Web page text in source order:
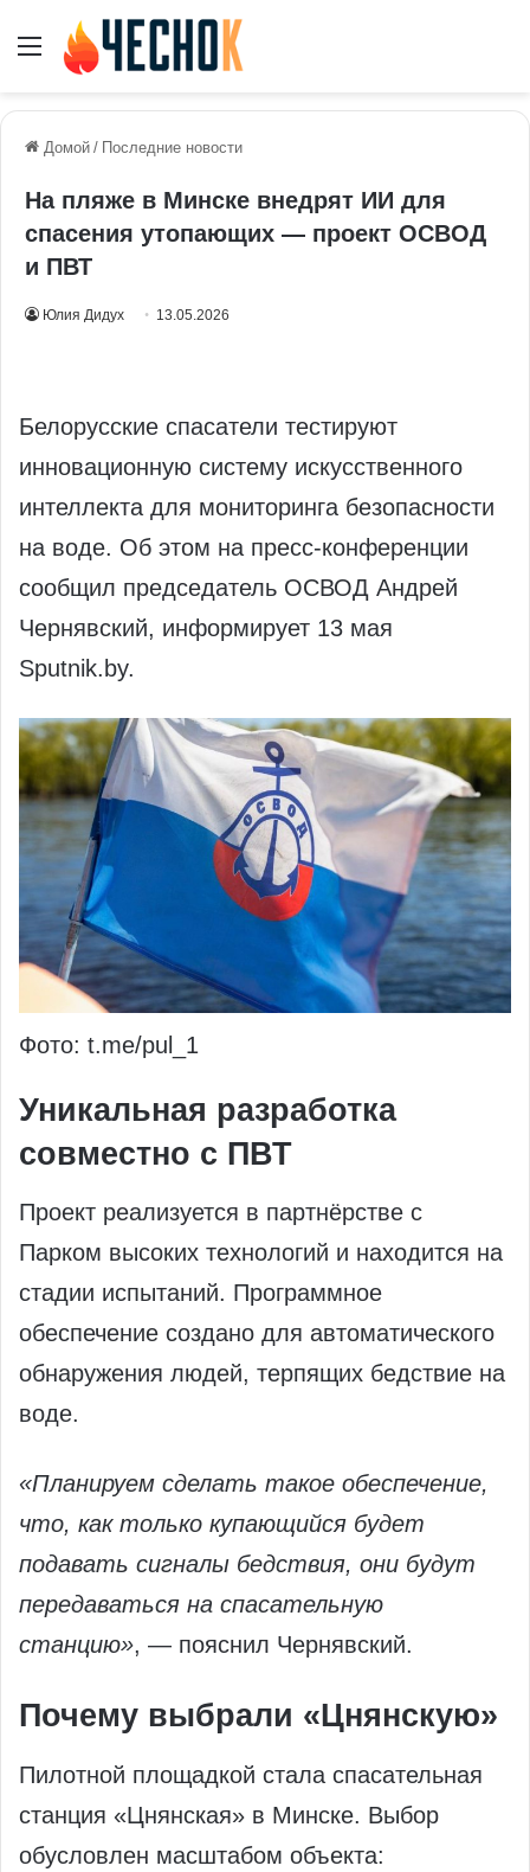
Меню
Домой / Последние новости
На пляже в Минске внедрят ИИ для
спасения утопающих — проект ОСВОД
и ПВТ
Юлия Дидух 13.05.2026
Белорусские спасатели тестируют
инновационную систему искусственного
интеллекта для мониторинга безопасности
на воде. Об этом на пресс-конференции
сообщил председатель ОСВОД Андрей
Чернявский, информирует 13 мая
Sputnik.by.
Фото: t.me/pul_1
Уникальная разработка
совместно с ПВТ
Проект реализуется в партнёрстве с
Парком высоких технологий и находится на
стадии испытаний. Программное
обеспечение создано для автоматического
обнаружения людей, терпящих бедствие на
воде.
«Планируем сделать такое обеспечение,
что, как только купающийся будет
подавать сигналы бедствия, они будут
передаваться на спасательную
станцию», — пояснил Чернявский.
Почему выбрали «Цнянскую»
Пилотной площадкой стала спасательная
станция «Цнянская» в Минске. Выбор
обусловлен масштабом объекта: